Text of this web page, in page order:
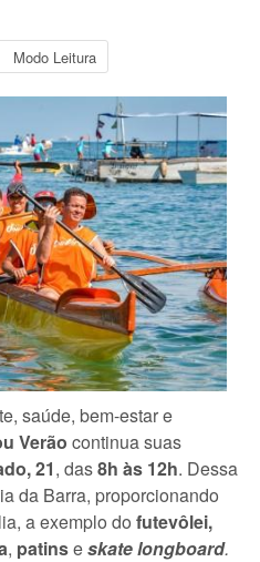
Modo Leitura
saúde, bem-estar e
Verão continua suas
21, das8h às 12h. Dessa
da Barra, proporcionando
a exemplo do futevôlei,
, patinseskate longboard.